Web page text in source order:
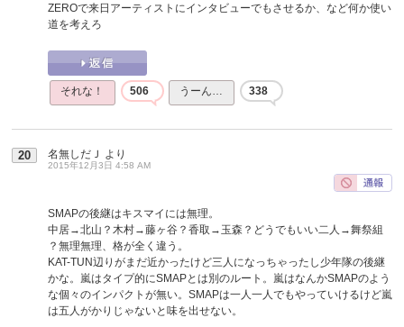
ZEROで来日アーティストにインタビューでもさせるか、など何か使い
道を考えろ
それな！ 506 うーん… 338
20 名無しだＪ より
2015年12月3日 4:58 AM
SMAPの後継はキスマイには無理。
中居→北山？木村→藤ヶ谷？香取→玉森？どうでもいい二人→舞祭組
？無理無理、格が全く違う。
KAT-TUN辺りがまだ近かったけど三人になっちゃったし少年隊の後継
かな。嵐はタイプ的にSMAPとは別のルート。嵐はなんかSMAPのよう
な個々のインパクトが無い。SMAPは一人一人でもやっていけるけど嵐
は五人がかりじゃないと味を出せない。